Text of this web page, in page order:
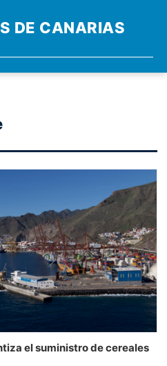
DE CANARIAS
el suministro de cereales